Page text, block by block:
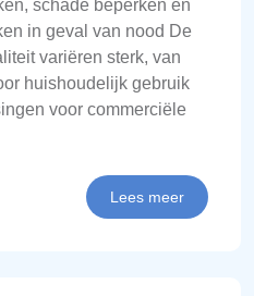
schade beperken en
in geval van nood De
variëren sterk, van
huishoudelijk gebruik
voor commerciële
Lees meer